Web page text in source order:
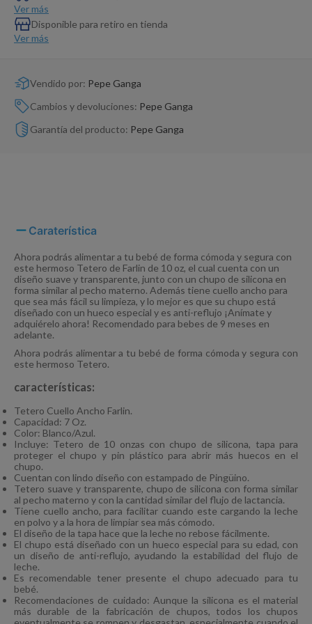
Ver más
Disponible para retiro en tienda
Ver más
Vendido por: Pepe Ganga
Cambios y devoluciones: Pepe Ganga
Garantía del producto: Pepe Ganga
Caraterística
Ahora podrás alimentar a tu bebé de forma cómoda y segura con
este hermoso Tetero de Farlin de 10 oz, el cual cuenta con un
diseño suave y transparente, junto con un chupo de silicona en
forma similar al pecho materno. Además tiene cuello ancho para
que sea más fácil su limpieza, y lo mejor es que su chupo está
diseñado con un hueco especial y es anti-reflujo ¡Anímate y
adquiérelo ahora! Recomendado para bebes de 9 meses en
adelante.
Ahora podrás alimentar a tu bebé de forma cómoda y segura con
este hermoso Tetero.
características:
Tetero Cuello Ancho Farlin.
Capacidad: 7 Oz.
Color: Blanco/Azul.
Incluye: Tetero de 10 onzas con chupo de silicona, tapa para
proteger el chupo y pin plástico para abrir más huecos en el
chupo.
Cuentan con lindo diseño con estampado de Pingüino.
Tetero suave y transparente, chupo de silicona con forma similar
al pecho materno y con la cantidad similar del flujo de lactancia.
Tiene cuello ancho, para facilitar cuando este cargando la leche
en polvo y a la hora de limpiar sea más cómodo.
El diseño de la tapa hace que la leche no rebose fácilmente.
El chupo está diseñado con un hueco especial para su edad, con
un diseño de anti-reflujo, ayudando la estabilidad del flujo de
leche.
Es recomendable tener presente el chupo adecuado para tu
bebé.
Recomendaciones de cuidado: Aunque la silicona es el material
más durable de la fabricación de chupos, todos los chupos
Dinosaurio Juguete